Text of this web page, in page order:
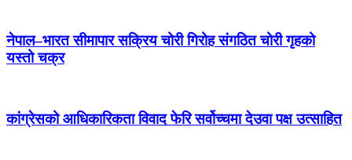
नेपाल–भारत सीमापार सक्रिय चोरी गिरोह संगठित चोरी गृहको
यस्तो चक्र
कांग्रेसको आधिकारिकता विवाद फेरि सर्वोच्चमा देउवा पक्ष उत्साहित